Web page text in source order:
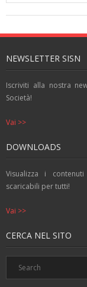
NEWSLETTER SISN
Iscriviti alla nostra
Società!
Vai >>
DOWNLOADS
Visualizza i
scaricabili per tutti!
Vai >>
CERCA NEL SITO